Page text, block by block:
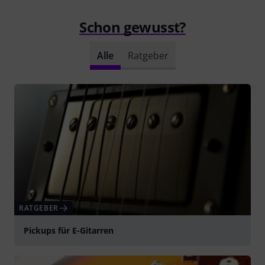
Schon gewusst?
Alle Ratgeber
RATGEBER
Pickups für E-Gitarren